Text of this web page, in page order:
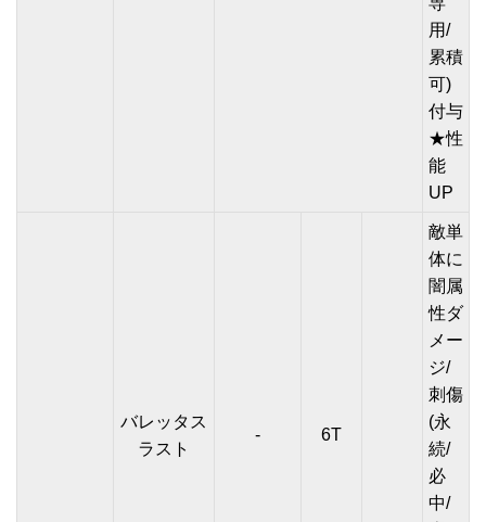
用/
累積
可)
付与
★性
能
UP
バレッタス
ラスト
- 6T
敵単
体に
闇属
性ダ
メー
ジ/
刺傷
(永
続/
必
中/